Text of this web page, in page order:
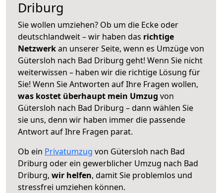
Driburg
Sie wollen umziehen? Ob um die Ecke oder
deutschlandweit – wir haben das richtige
Netzwerkan unserer Seite, wenn es Umzüge von
Gütersloh nach Bad Driburg geht! Wenn Sie nicht
weiterwissen – haben wir die richtige Lösung für
Sie! Wenn Sie Antworten auf Ihre Fragen wollen,
was kostet überhaupt mein Umzug von
Gütersloh nach Bad Driburg – dann wählen Sie
sie uns, denn wir haben immer die passende
Antwort auf Ihre Fragen parat.
Ob ein Privatumzug von Gütersloh nach Bad
Driburg oder ein gewerblicher Umzug nach Bad
Driburg, wir helfen, damit Sie problemlos und
stressfrei umziehen können.